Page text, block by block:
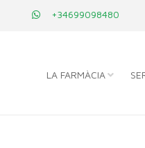
+34699098480
LA FARMÀCIA